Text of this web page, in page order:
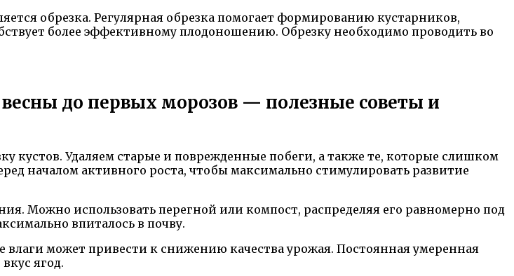
обрезка. Регулярная обрезка помогает формированию кустарников,
более эффективному плодоношению. Обрезку необходимо проводить во
до первых морозов — полезные советы и
кустов. Удаляем старые и поврежденные побеги, а также те, которые слишком
началом активного роста, чтобы максимально стимулировать развитие
Можно использовать перегной или компост, распределяя его равномерно под
впиталось в почву.
влаги может привести к снижению качества урожая. Постоянная умеренная
ягод.